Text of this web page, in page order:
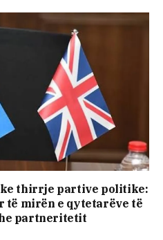
thirrje partive politike:
të mirën e qytetarëve të
partneritetit